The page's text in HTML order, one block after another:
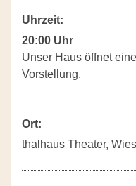
Uhrzeit:
20:00 Uhr
Unser Haus öffnet
Vorstellung.
Ort:
thalhaus Theater,